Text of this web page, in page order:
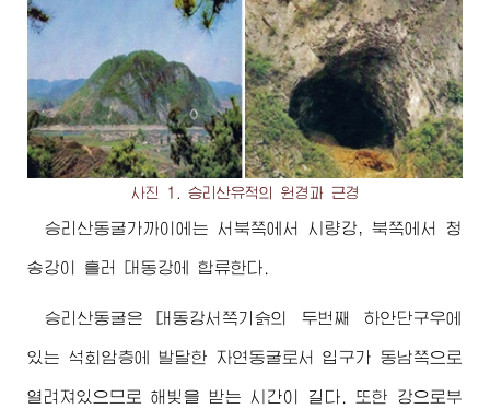
사진 1. 승리산유적의 원경과 근경
승리산동굴가까이에는 서북쪽에서 시량강, 북쪽에서 청
송강이 흘러 대동강에 합류한다.
승리산동굴은 대동강서쪽기슭의 두번째 하안단구우에
있는 석회암층에 발달한 자연동굴로서 입구가 동남쪽으로
열려져있으므로 해빛을 받는 시간이 길다. 또한 강으로부